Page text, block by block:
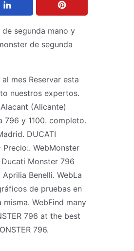
segunda mano y
de segunda
mes Reservar esta
nuestros expertos.
(Alicante)
796 y 1100. completo.
DUCATI
WebMonster
Monster 796
Benelli. WebLa
de pruebas en
WebFind many
796 at the best
796.